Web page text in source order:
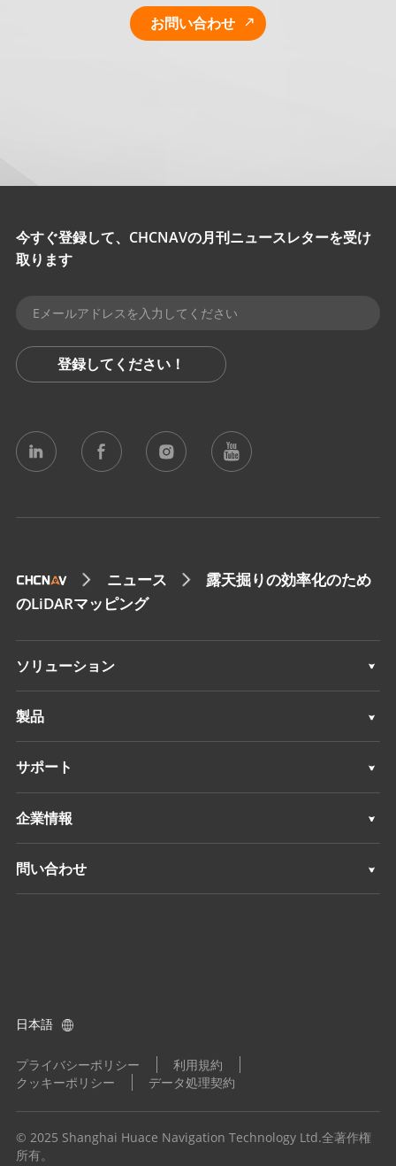
お問い合わせ
今すぐ登録して、CHCNAVの月刊ニュースレターを受け
取ります
登録してください！
ニュース
露天掘りの効率化のため
のLiDARマッピング
ソリューション
測量 & エンジニアリング
深浅測量
ポジショニングサービス
製品
測量 & エンジニアリング
深浅測量
サポート
サポート
企業情報
概要
問い合わせ
プライバシーポリシー
利用規約
クッキーポリシー
データ処理契約
日本語
© 2025 Shanghai Huace Navigation Technology Ltd.全著作権
所有。